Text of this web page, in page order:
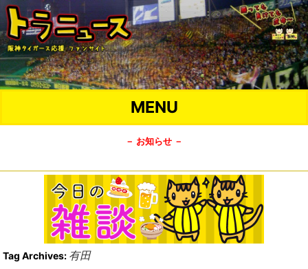
MENU
－ お知らせ －
Tag Archives: 有田